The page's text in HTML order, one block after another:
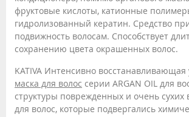
фруктовые кислоты, катионные
гидролизованный кератин. Средство
подвижность волосам. Способствует
сохранению цвета окрашенных волос.
KATIVA Интенсивно восстанавливающая
маска для волос серии ARGAN OIL для
структуры поврежденных и очень сухих
для волос, которые подвергались